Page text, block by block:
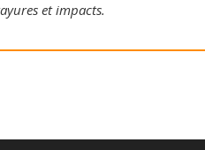
et impacts.